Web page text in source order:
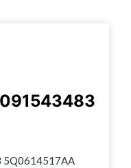
5Q0614517AA